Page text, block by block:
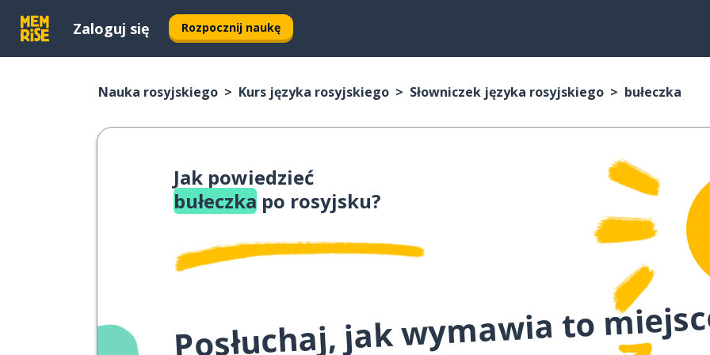
Zaloguj się Rozpocznij naukę
Nauka rosyjskiego Kurs języka rosyjskiego Słowniczek języka rosyjskiego bułeczka
Jak powiedzieć
bułeczka po rosyjsku?
Posłuchaj, jak wymawia to